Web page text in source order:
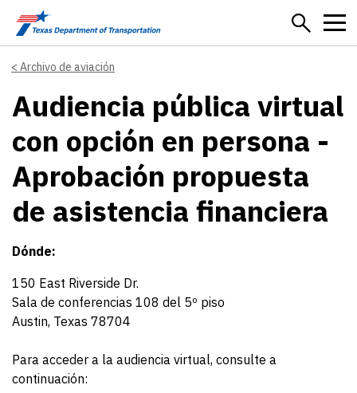
Skip to main content
Archivo de aviación
Audiencia pública virtual
con opción en persona -
Aprobación propuesta
de asistencia financiera
Dónde:
150 East Riverside Dr.
Sala de conferencias 108 del 5º piso
Austin, Texas 78704
Para acceder a la audiencia virtual, consulte a
continuación: